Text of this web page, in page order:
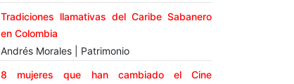
Tradiciones llamativas del Caribe Sabanero
en Colombia
Andrés Morales | Patrimonio
8 mujeres que han cambiado el Cine